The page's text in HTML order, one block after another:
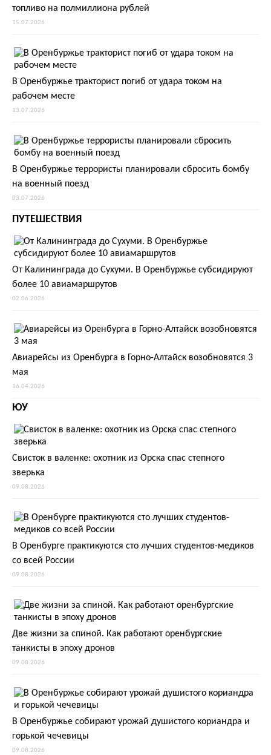
топливо на полмиллиона рублей
15.07.2026
В Оренбуржье тракторист погиб от удара током на
рабочем месте
13.07.2026
В Оренбуржье террористы планировали сбросить бомбу
на военный поезд
03.07.2026
ПУТЕШЕСТВИЯ
От Калининграда до Сухуми. В Оренбуржье субсидируют
более 10 авиамаршрутов
02.06.2026
Авиарейсы из Оренбурга в Горно-Алтайск возобновятся 3
мая
16.04.2026
ЮУ
Свисток в валенке: охотник из Орска спас степного
зверька
09.08.2026
В Оренбурге практикуются сто лучших студентов-медиков
со всей России
09.08.2026
Две жизни за спиной. Как работают оренбургские
танкисты в эпоху дронов
09.08.2026
В Оренбуржье собирают урожай душистого кориандра и
горькой чечевицы
09.08.2026